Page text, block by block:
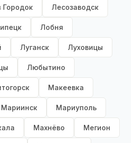
Городок Лесозаводск
Лобня
Луганск Луховицы
Любытино
Макеевка
Мариинск Мариуполь
Махнёво Мегион